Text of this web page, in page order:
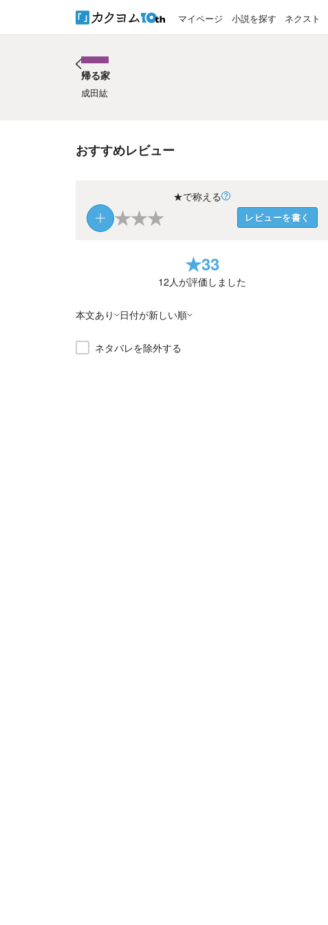
マイページ 小説を探す ネクスト
帰る家
成田紘
おすすめレビュー
★で称える
★★★ レビューを書く
★33
12人が評価しました
本文あり 日付が新しい順
ネタバレを除外する